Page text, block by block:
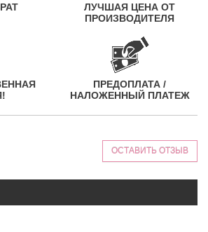
ЛУЧШАЯ ЦЕНА ОТ
ПРОИЗВОДИТЕЛЯ
ПРЕДОПЛАТА /
НАЛОЖЕННЫЙ ПЛАТЕЖ
ОСТАВИТЬ ОТЗЫВ